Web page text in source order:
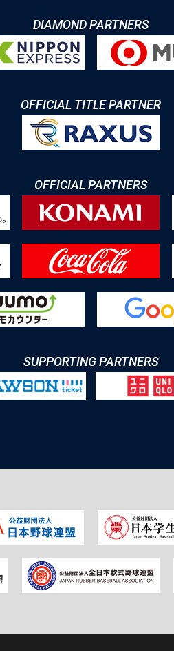
DIAMOND PARTNERS
OFFICIAL TITLE PARTNER
OFFICIAL PARTNERS
SUPPORTING PARTNERS